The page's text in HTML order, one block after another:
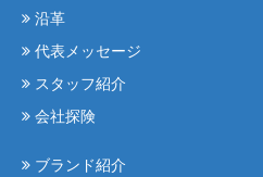
沿革
代表メッセージ
スタッフ紹介
会社探険
ブランド紹介